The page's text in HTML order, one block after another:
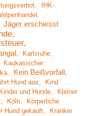
IHK-
Jäger erschiesst
Karlsruhe
Kaukasischer
Kein Beißvorfall
Hund aus
Kind
Kinder und Hunde
Kleiner
Köln
Körperliche
Hund gekauft
Kranker